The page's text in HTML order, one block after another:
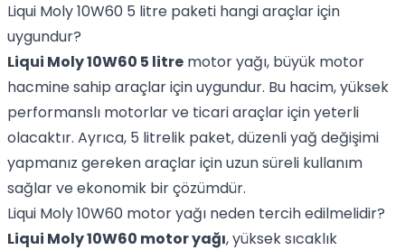
Liqui Moly 10W60 5 litre paketi hangi araçlar için
uygundur?
Liqui Moly 10W60 5 litre motor yağı, büyük motor
hacmine sahip araçlar için uygundur. Bu hacim, yüksek
performanslı motorlar ve ticari araçlar için yeterli
olacaktır. Ayrıca, 5 litrelik paket, düzenli yağ değişimi
yapmanız gereken araçlar için uzun süreli kullanım
sağlar ve ekonomik bir çözümdür.
Liqui Moly 10W60 motor yağı neden tercih edilmelidir?
Liqui Moly 10W60 motor yağı, yüksek sıcaklık